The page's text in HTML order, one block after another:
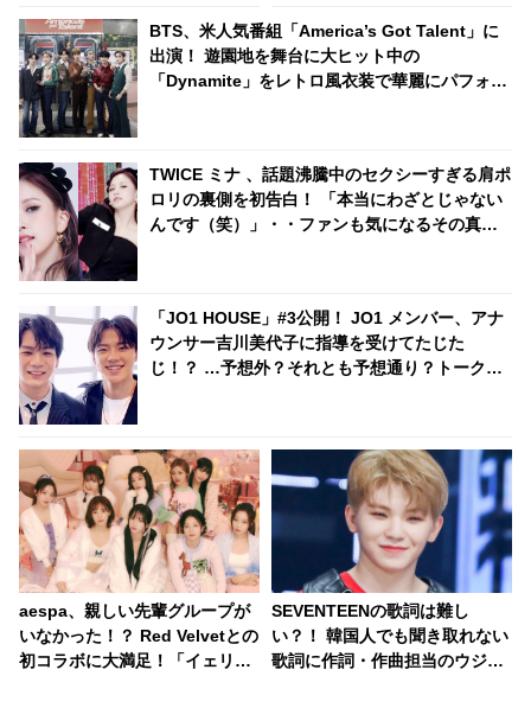
グループの元へ連行・・ かわい
すぎる一部始終に爆笑
BTS、米人気番組「America’s Got Talent」に
出演！ 遊園地を舞台に大ヒット中の
「Dynamite」をレトロ風衣装で華麗にパフォー
TWICE ミナ 、話題沸騰中のセクシーすぎる肩ポ
ロリの裏側を初告白！ 「本当にわざとじゃない
んです（笑）」・・ファンも気になるその真相
「JO1 HOUSE」#3公開！ JO1 メンバー、アナ
ウンサー吉川美代子に指導を受けてたじた
じ！？ …予想外？それとも予想通り？トーク力
aespa、親しい先輩グループが
いなかった！？ Red Velvetとの
初コラボに大満足！「イェリさ
SEVENTEENの歌詞は難し
い？！ 韓国人でも聞き取れない
歌詞に作詞・作曲担当のウジの